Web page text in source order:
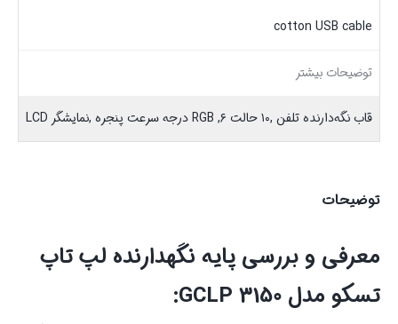
cotton USB cable
توضیحات بیشتر
قاب نگه‌دارنده تلفن ,۱۰ حالت RGB ,۶ درجه سرعت پنجره ,نمایشگر LCD
توضیحات
معرفی و بررسی پایه نگهدارنده لپ تاپ
تسکو مدل GCLP 3150: